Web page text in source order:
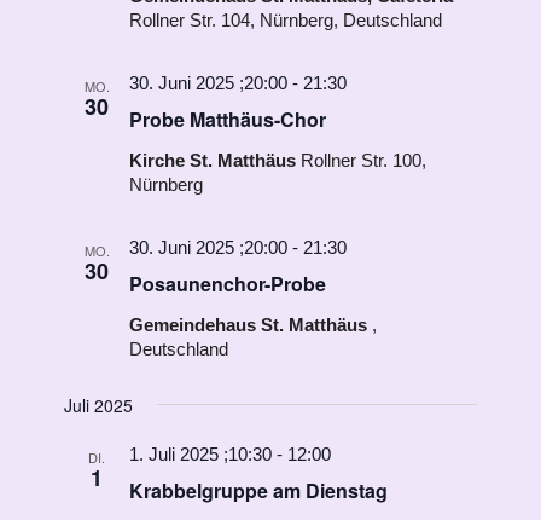
Rollner Str. 104, Nürnberg, Deutschland
MO.
30 Probe Matthäus-Chor
30. Juni 2025 ;20:00 - 21:30
Kirche St. Matthäus Rollner Str. 100,
Nürnberg
MO.
30 Posaunenchor-Probe
30. Juni 2025 ;20:00 - 21:30
Gemeindehaus St. Matthäus ,
Deutschland
Juli 2025
DI.
1 Krabbelgruppe am Dienstag
1. Juli 2025 ;10:30 - 12:00